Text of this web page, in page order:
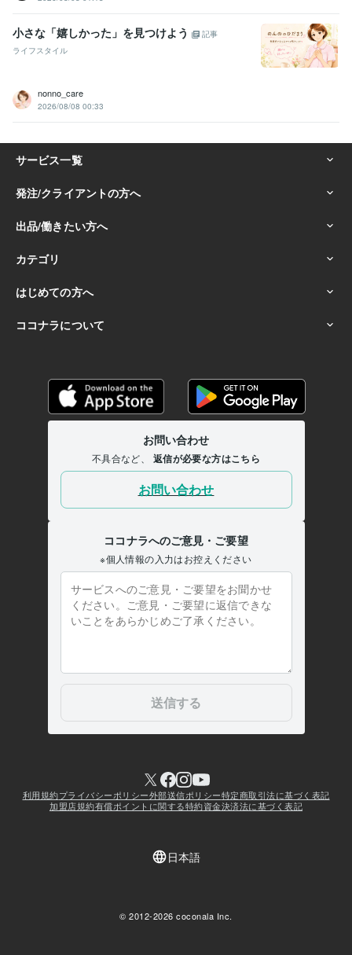
小さな「嬉しかった」を見つけよう
記事
ライフスタイル
nonno_care
2026/08/08 00:33